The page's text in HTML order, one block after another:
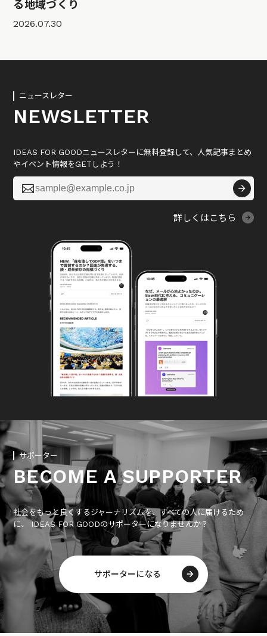
る地域づくり
2026.07.30
ニュースレター
NEWSLETTER
IDEAS FOR GOODニュースレターに無料登録して、人気記事まとめ
やイベント情報をGETしよう！

詳しくはこちら
サポーター
BECOME A SUPPORTER
社会をもっと良くするジャーナリズムを、すべての人に届けるため
に、 IDEAS FOR GOODのサポーターになりませんか？
サポーターになる